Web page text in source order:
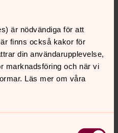
är nödvändiga för att
finns också kakor för
din användarupplevelse,
marknadsföring och när vi
Läs mer om våra